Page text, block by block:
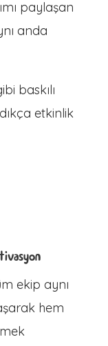
paylaşan
anda
baskılı
etkinlik
ekip aynı
hem